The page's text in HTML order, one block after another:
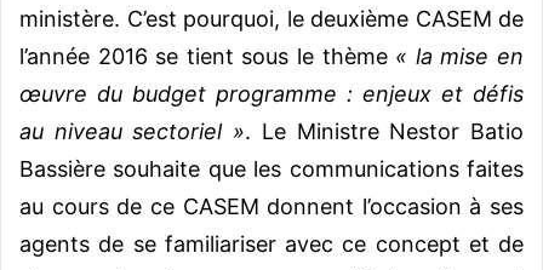
ministère. C’est pourquoi, le deuxième CASEM de
l’année 2016 se tient sous le thème « la mise en
œuvre du budget programme : enjeux et défis
au niveau sectoriel ». Le Ministre Nestor Batio
Bassière souhaite que les communications faites
au cours de ce CASEM donnent l’occasion à ses
agents de se familiariser avec ce concept et de